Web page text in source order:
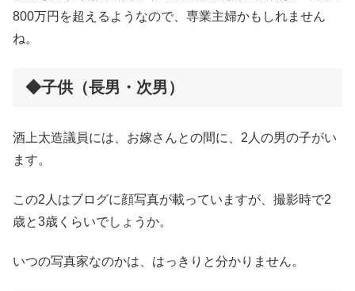
800万円を超えるようなので、専業主婦かもしれません
ね。
◆子供（長男・次男）
酒上太造議員には、お嫁さんとの間に、2人の男の子がい
ます。
この2人はブログに顔写真が載っていますが、撮影時で2
歳と3歳くらいでしょうか。
いつの写真家なのかは、はっきりと分かりません。